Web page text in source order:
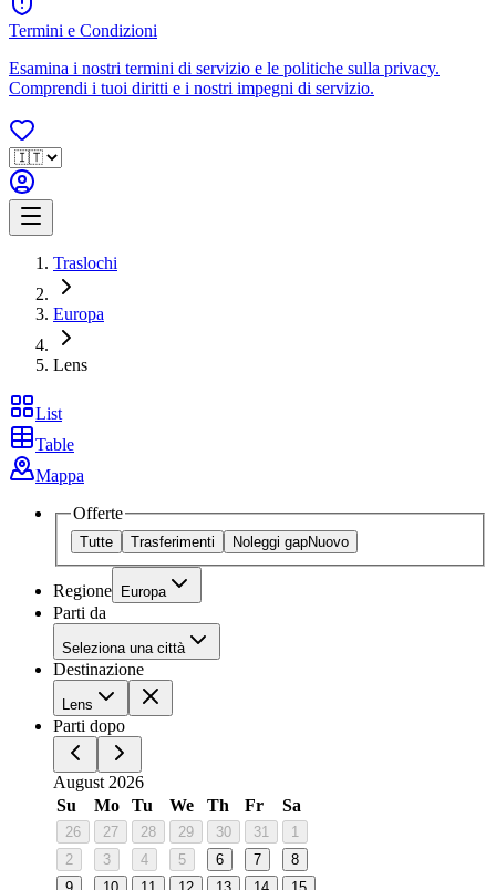
Termini e Condizioni
Esamina i nostri termini di servizio e le politiche sulla privacy.
Comprendi i tuoi diritti e i nostri impegni di servizio.
Traslochi
Europa
Lens
List
Table
Mappa
Offerte
Tutte Trasferimenti Noleggi gapNuovo
Regione Europa
Parti da
Seleziona una città
Destinazione
Lens
Parti dopo
August 2026
Su
Mo Tu We Th Fr Sa
26 27 28 29 30 31
1
2
3 4 5 6 7
8